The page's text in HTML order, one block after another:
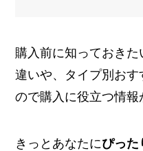
購入前に知っておき
違いや、タイプ別お
ので購入に役立つ情報
きっとあなたにぴった